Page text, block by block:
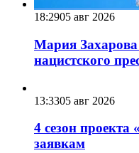
18:2905 авг 2026
Мария Захарова
нацистского
13:3305 авг 2026
4 сезон
заявкам